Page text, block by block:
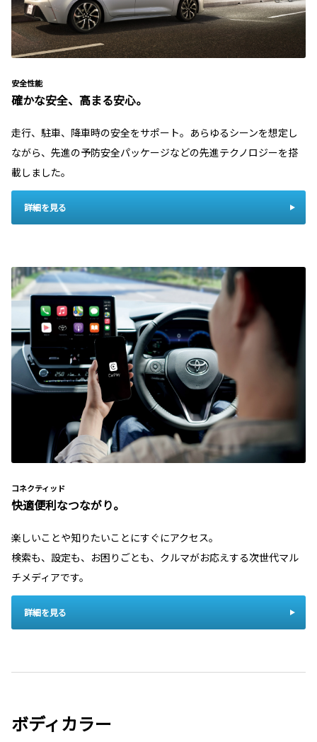
安全性能
確かな安全、高まる安心。
走行、駐車、降車時の安全をサポート。あらゆるシーンを想定し
ながら、先進の予防安全パッケージなどの先進テクノロジーを搭
載しました。
詳細を見る
コネクティッド
快適便利なつながり。
楽しいことや知りたいことにすぐにアクセス。
検索も、設定も、お困りごとも、クルマがお応えする次世代マル
チメディアです。
詳細を見る
ボディカラー